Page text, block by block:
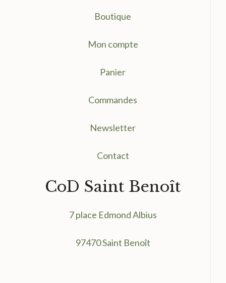
Boutique
Mon compte
Panier
Commandes
Newsletter
Contact
CoD Saint Benoît
7 place Edmond Albius
97470 Saint Benoît